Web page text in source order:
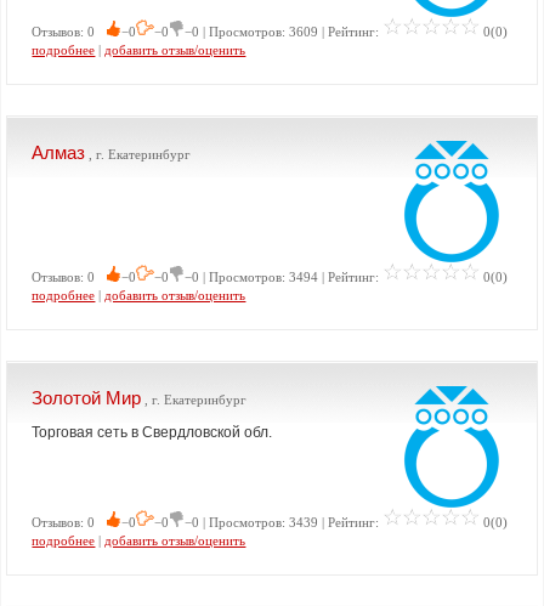
Отзывов: 0 −0 −0 −0 | Просмотров: 3609 | Рейтинг:
0(0)
подробнее | добавить отзыв/оценить
Алмаз , г. Екатеринбург
Отзывов: 0 −0 −0 −0 | Просмотров: 3494 | Рейтинг:
0(0)
подробнее | добавить отзыв/оценить
Золотой Мир , г. Екатеринбург
Торговая сеть в Свердловской обл.
Отзывов: 0 −0 −0 −0 | Просмотров: 3439 | Рейтинг:
0(0)
подробнее | добавить отзыв/оценить